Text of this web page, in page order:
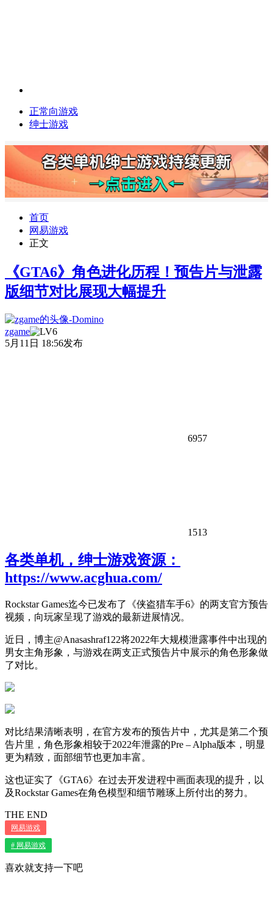
正常向游戏
绅士游戏
首页
网易游戏
正文
《GTA6》角色进化历程！预告片与泄露
版细节对比展现大幅提升
zgame
5月11日 18:56发布
6957
1513
各类单机，绅士游戏资源：
https://www.acghua.com/
Rockstar Games迄今已发布了《侠盗猎车手6》的两支官方预告
视频，向玩家呈现了游戏的最新进展情况。
近日，博主@Anasashraf122将2022年大规模泄露事件中出现的
男女主角形象，与游戏在两支正式预告片中展示的角色形象做
了对比。
对比结果清晰表明，在官方发布的预告片中，尤其是第二个预
告片里，角色形象相较于2022年泄露的Pre – Alpha版本，明显
更为精致，面部细节也更加丰富。
这也证实了《GTA6》在过去开发进程中画面表现的提升，以
及Rockstar Games在角色模型和细节雕琢上所付出的努力。
THE END
网易游戏
# 网易游戏
喜欢就支持一下吧